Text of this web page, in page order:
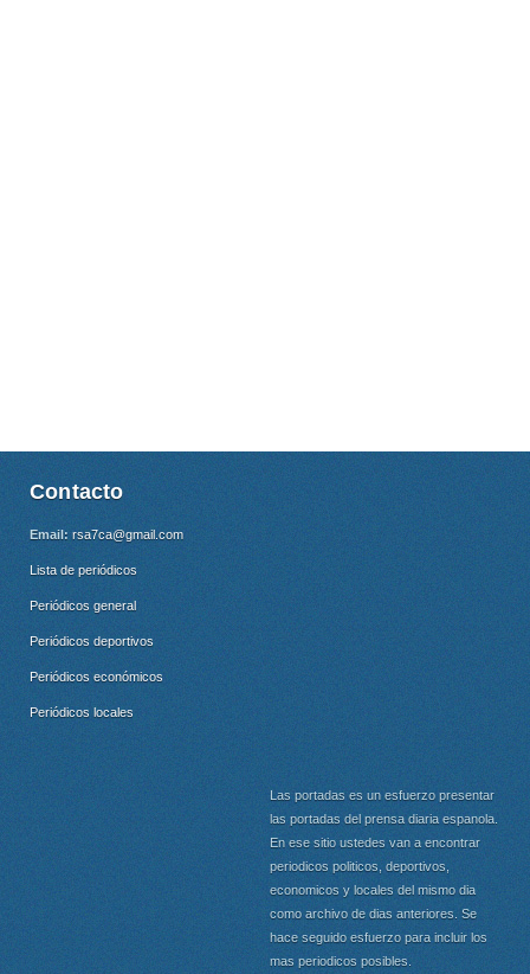
Contacto
Email: rsa7ca@gmail.com
Lista de periódicos
Periódicos general
Periódicos deportivos
Periódicos económicos
Periódicos locales
Las portadas es un esfuerzo presentar
las portadas del prensa diaria espanola.
En ese sitio ustedes van a encontrar
periodicos politicos, deportivos,
economicos y locales del mismo dia
como archivo de dias anteriores. Se
hace seguido esfuerzo para incluir los
mas periodicos posibles.